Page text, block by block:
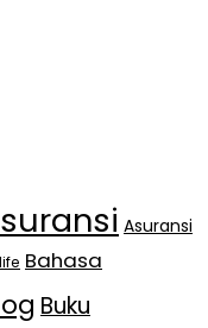
Asuransi
Bahasa
Buku